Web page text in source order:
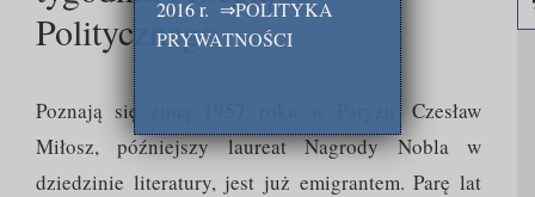
Politycznego
Poznają się zimą 1957 roku w Paryżu. Czesław
Miłosz, późniejszy laureat Nagrody Nobla w
dziedzinie literatury, jest już emigrantem. Parę lat
2016 r. ⇒POLITYKA
PRYWATNOŚCI